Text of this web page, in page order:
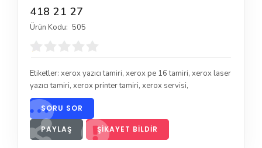
418 21 27
Ürün Kodu: 505
Etiketler: xerox yazıcı tamiri, xerox pe 16 tamiri, xerox laser
yazıcı tamiri, xerox printer tamiri, xerox servisi,
SORU SOR
PAYLAŞ ŞIKAYET BILDIR